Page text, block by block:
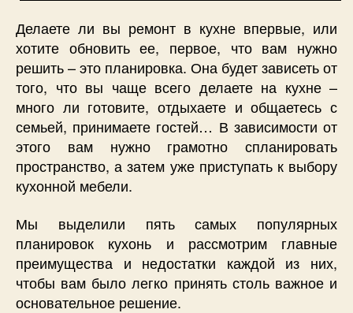
Делаете ли вы ремонт в кухне впервые, или
хотите обновить ее, первое, что вам нужно
решить – это планировка. Она будет зависеть от
того, что вы чаще всего делаете на кухне –
много ли готовите, отдыхаете и общаетесь с
семьей, принимаете гостей… В зависимости от
этого вам нужно грамотно спланировать
пространство, а затем уже приступать к выбору
кухонной мебели.
Мы выделили пять самых популярных
планировок кухонь и рассмотрим главные
преимущества и недостатки каждой из них,
чтобы вам было легко принять столь важное и
основательное решение.